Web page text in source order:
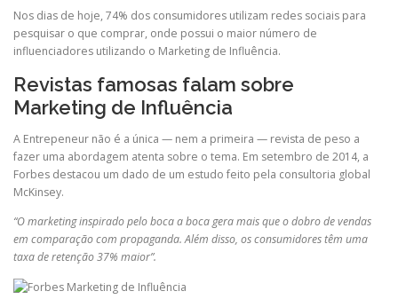
Nos dias de hoje, 74% dos consumidores utilizam redes sociais para
pesquisar o que comprar, onde possui o maior número de
influenciadores utilizando o Marketing de Influência.
Revistas famosas falam sobre
Marketing de Influência
A Entrepeneur não é a única — nem a primeira — revista de peso a
fazer uma abordagem atenta sobre o tema. Em setembro de 2014, a
Forbes destacou um dado de um estudo feito pela consultoria global
McKinsey.
“O marketing inspiradopelo bocaa boca gera mais que o dobro de vendas
em comparação com propaganda. Além disso, os consumidores têm uma
taxa de retenção 37% maior”.